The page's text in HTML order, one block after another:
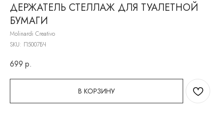
ДЕРЖАТЕЛЬ СТЕЛЛАЖ ДЛЯ ТУАЛЕТНОЙ
БУМАГИ
Molinardi Creativo
SKU: П5007БЧ
699 р.
В КОРЗИНУ